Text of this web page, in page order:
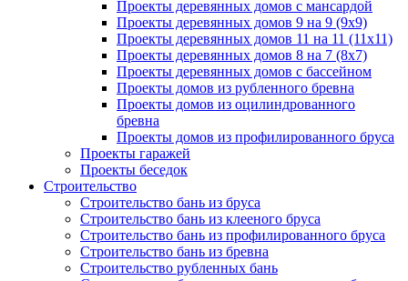
Проекты деревянных домов с мансардой
Проекты деревянных домов 9 на 9 (9x9)
Проекты деревянных домов 11 на 11 (11x11)
Проекты деревянных домов 8 на 7 (8x7)
Проекты деревянных домов с бассейном
Проекты домов из рубленного бревна
Проекты домов из оцилиндрованного
бревна
Проекты домов из профилированного бруса
Проекты гаражей
Проекты беседок
Строительство
Строительство бань из бруса
Строительство бань из клееного бруса
Строительство бань из профилированного бруса
Строительство бань из бревна
Строительство рубленных бань